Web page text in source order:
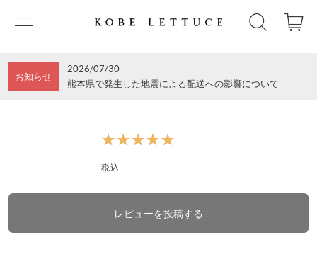
お知らせ
2026/07/30
熊本県で発生した地震による配送への影響について
★★★★★
★★★★★
税込
レビューを投稿する